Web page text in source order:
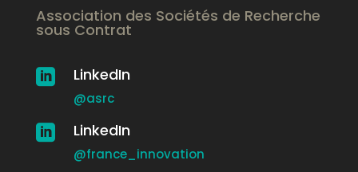
Association des Sociétés de Recherche
sous Contrat
 LinkedIn
@asrc
 LinkedIn
@france_innovation